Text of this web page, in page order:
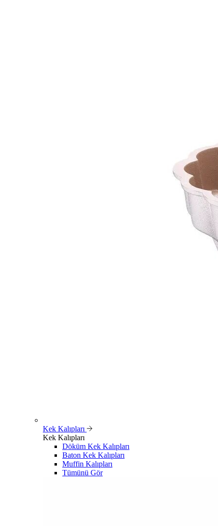
Kek Kalıpları
Kek Kalıpları
Döküm Kek Kalıpları
Baton Kek Kalıpları
Muffin Kalıpları
Tümünü Gör